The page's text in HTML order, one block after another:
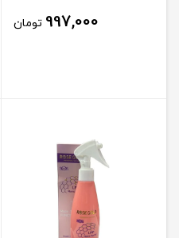
997,000 تومان